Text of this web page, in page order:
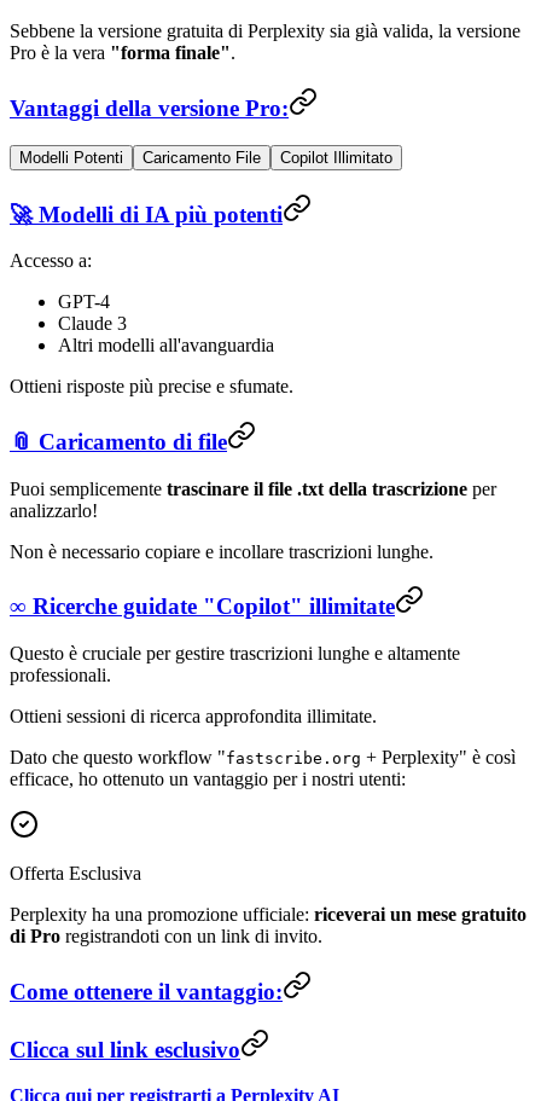
Sebbene la versione gratuita di Perplexity sia già valida, la versione
Pro è la vera "forma finale".
Vantaggi della versione Pro:
Modelli Potenti Caricamento File Copilot Illimitato
🚀 Modelli di IA più potenti
Accesso a:
GPT-4
Claude 3
Altri modelli all'avanguardia
Ottieni risposte più precise e sfumate.
📎 Caricamento di file
Puoi semplicemente trascinare il file .txt della trascrizione per
analizzarlo!
Non è necessario copiare e incollare trascrizioni lunghe.
∞ Ricerche guidate "Copilot" illimitate
Questo è cruciale per gestire trascrizioni lunghe e altamente
professionali.
Ottieni sessioni di ricerca approfondita illimitate.
Dato che questo workflow "fastscribe.org + Perplexity" è così
efficace, ho ottenuto un vantaggio per i nostri utenti:
Offerta Esclusiva
Perplexity ha una promozione ufficiale: riceverai un mese gratuito
di Pro registrandoti con un link di invito.
Come ottenere il vantaggio:
Clicca sul link esclusivo
Clicca qui per registrarti a Perplexity AI